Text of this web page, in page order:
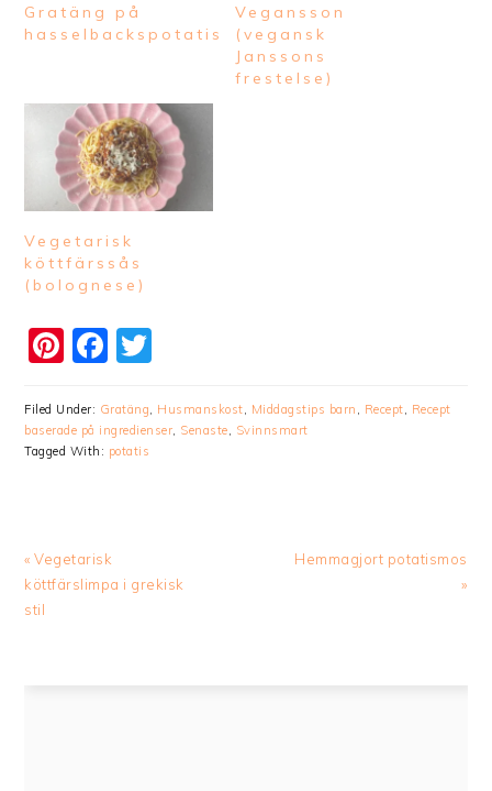
Gratäng på
hasselbackspotatis
Vegansson
(vegansk
Janssons
frestelse)
Vegetarisk
köttfärssås
(bolognese)
Pinterest
Facebook
Filed Under: Gratäng Husmanskost Middagstips barn Recept
Recept
baserade på ingredienser Senaste
Svinnsmart
Tagged With: potatis
Previous
Post:
« Vegetarisk
köttfärslimpa i grekisk
stil
Next
Hemmagjort potatismos
»